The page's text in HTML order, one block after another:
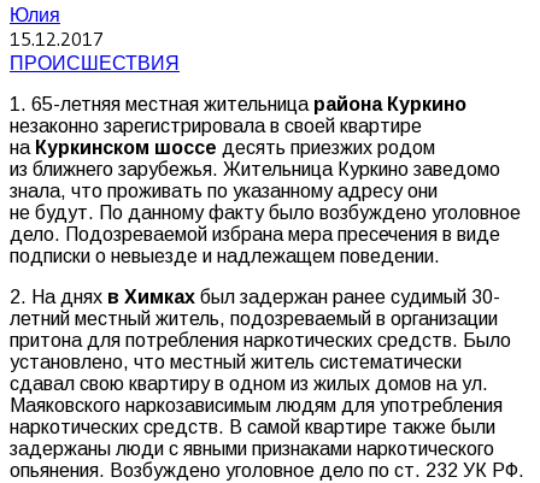
Юлия
15.12.2017
ПРОИСШЕСТВИЯ
1. 65-летняя местная жительница района Куркино
незаконно зарегистрировала в своей квартире
на Куркинском шоссе десять приезжих родом
из ближнего зарубежья. Жительница Куркино заведомо
знала, что проживать по указанному адресу они
не будут. По данному факту было возбуждено уголовное
дело. Подозреваемой избрана мера пресечения в виде
подписки о невыезде и надлежащем поведении.
2. На днях в Химках был задержан ранее судимый 30-
летний местный житель, подозреваемый в организации
притона для потребления наркотических средств. Было
установлено, что местный житель систематически
сдавал свою квартиру в одном из жилых домов на ул.
Маяковского наркозависимым людям для употребления
наркотических средств. В самой квартире также были
задержаны люди с явными признаками наркотического
опьянения. Возбуждено уголовное дело по ст. 232 УК РФ.